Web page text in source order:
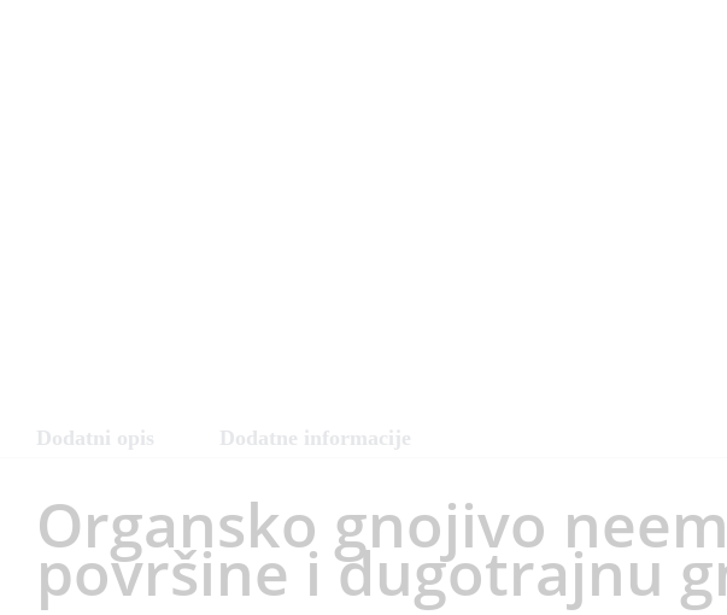
Dodatni opis Dodatne informacije
Organsko gnojivo
površine i dugotrajnu